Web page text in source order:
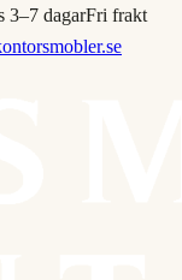
3–7 dagarFri frakt